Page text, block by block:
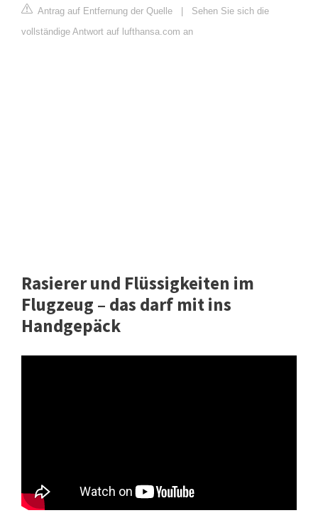
Antrag auf Entfernung der Quelle
Sehen Sie sich die
vollständige Antwort auf lufthansa.com an
Rasierer und Flüssigkeiten im
Flugzeug – das darf mit ins
Handgepäck